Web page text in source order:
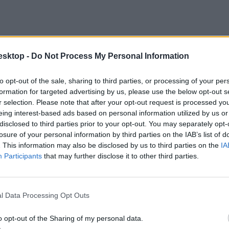
- Do Not Process My Personal Information
opt-out of the sale, sharing to third parties, or processing of your
for targeted advertising by us, please use the below opt-out
selection. Please note that after your opt-out request is processed
interest-based ads based on personal information utilized by us
to third parties prior to your opt-out. You may separately
of your personal information by third parties on the IAB’s list of
This information may also be disclosed by us to third parties on the
Participants that may further disclose it to other third parties.
Data Processing Opt Outs
opt-out of the Sharing of my personal data.
nem vette figyelembe azt, hogy a sértett általa is tudottan
hogy abból a sértett is fogyasszon. A vádlott - aki a munkaköri
szabályait, amely közvetlen ok-okozati összefüggésben állt a